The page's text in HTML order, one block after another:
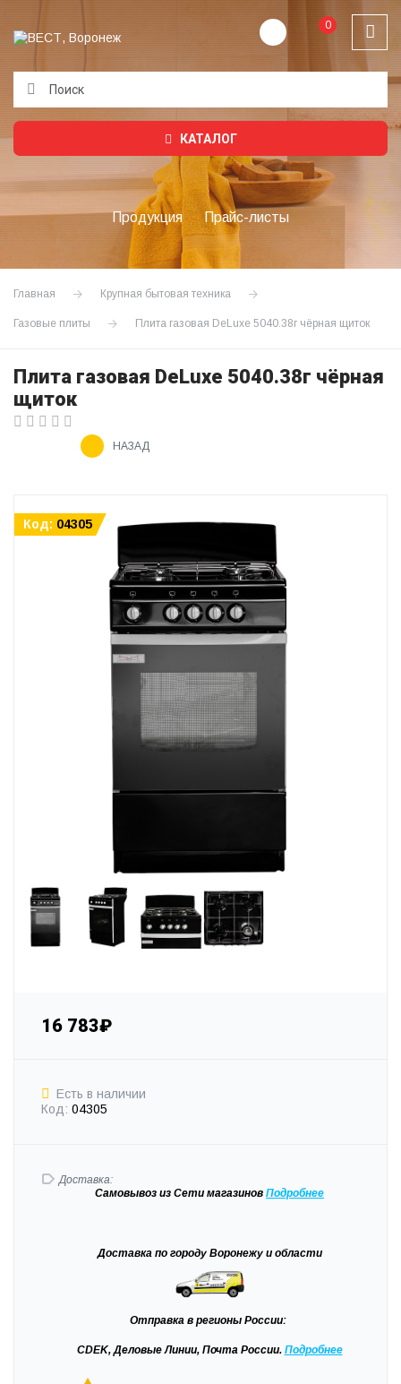
0
КАТАЛОГ
Продукция Прайс-листы
Главная Крупная бытовая техника
Газовые плиты Плита газовая DeLuxe 5040.38г чёрная щиток
Плита газовая DeLuxe 5040.38г чёрная
щиток
НАЗАД
Код: 04305
16 783₽
Есть в наличии
Код: 04305
Доставка:
Самовывоз из Сети магазинов Подробнее
Доставка по городу Воронежу и области
Отправка в регионы России:
CDEK, Деловые Линии, Почта России. Подробнее